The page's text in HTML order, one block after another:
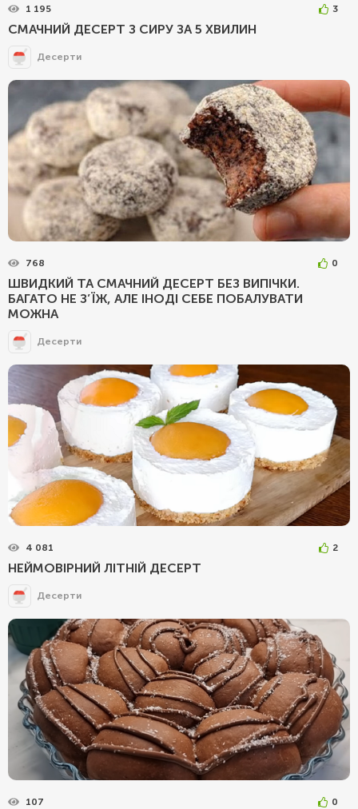
1 195 3
СМАЧНИЙ ДЕСЕРТ З СИРУ ЗА 5 ХВИЛИН
Десерти
768 0
ШВИДКИЙ ТА СМАЧНИЙ ДЕСЕРТ БЕЗ ВИПІЧКИ.
БАГАТО НЕ З’ЇЖ, АЛЕ ІНОДІ СЕБЕ ПОБАЛУВАТИ
МОЖНА
Десерти
4 081 2
НЕЙМОВІРНИЙ ЛІТНІЙ ДЕСЕРТ
Десерти
107 0